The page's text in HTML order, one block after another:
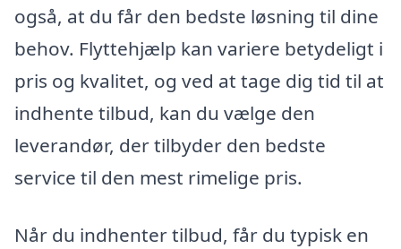
også, at du får den bedste løsning til dine
behov. Flyttehjælp kan variere betydeligt i
pris og kvalitet, og ved at tage dig tid til at
indhente tilbud, kan du vælge den
leverandør, der tilbyder den bedste
service til den mest rimelige pris.
Når du indhenter tilbud, får du typisk en